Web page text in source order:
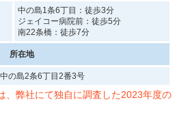
中の島1条6丁目：徒歩3分
ジェイコー病院前：徒歩5分
南22条橋：徒歩7分
所在地
の島2条6丁目2番3号
、弊社にて独自に調査した2023年度の